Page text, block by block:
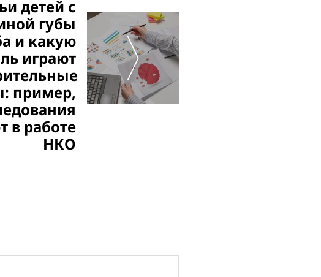
детей с
губы
и какую
играют
пример,
в работе
НКО